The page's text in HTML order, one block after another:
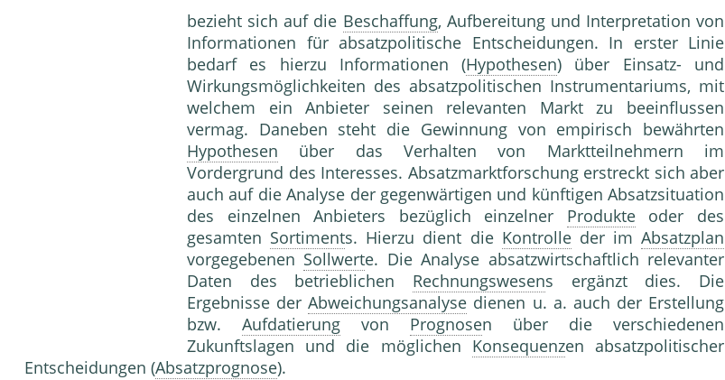
bezieht sich auf die Beschaffung, Aufbereitung und Interpretation von
Informationen für absatzpolitische Entscheidungen. In erster Linie
bedarf es hierzu Informationen (Hypothesen) über Einsatz- und
Wirkungsmöglichkeiten des absatzpolitischen Instrumentariums, mit
welchem ein Anbieter seinen relevanten Markt zu beeinflussen
vermag. Daneben steht die Gewinnung von empirisch bewährten
Hypothesen über das Verhalten von Marktteilnehmern im
Vordergrund des Interesses. Absatzmarktforschung erstreckt sich aber
auch auf die Analyse der gegenwärtigen und künftigen Absatzsituation
des einzelnen Anbieters bezüglich einzelner Produkteoder des
gesamten Sortiments. Hierzu dient die Kontrolleder im Absatzplan
vorgegebenen Sollwerte. Die Analyse absatzwirtschaftlich relevanter
Daten des betrieblichen Rechnungswesens ergänzt dies. Die
Ergebnisse derAbweichungsanalyse dienen u. a. auch der Erstellung
bzw. Aufdatierung von Prognosen über die verschiedenen
Zukunftslagen und die möglichen Konsequenzen absatzpolitischer
Entscheidungen (Absatzprognose).